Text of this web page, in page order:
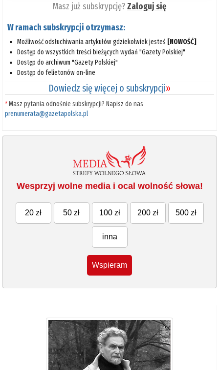
Masz już subskrypcję?Zaloguj się
W ramach subskrypcji otrzymasz:
Możliwość odsłuchiwania artykułów gdziekolwiek jesteś [NOWOŚĆ]
Dostęp do wszystkich treści bieżących wydań "Gazety Polskiej"
Dostęp do archiwum "Gazety Polskiej"
Dostęp do felietonów on-line
Dowiedz się więcej o subskrypcji»
*Masz pytania odnośnie subskrypcji? Napisz do nas
prenumerata@gazetapolska.pl
Wesprzyj wolne media i ocal wolność słowa!
20 zł 50 zł 100 zł 200 zł 500 zł
inna
Wspieram